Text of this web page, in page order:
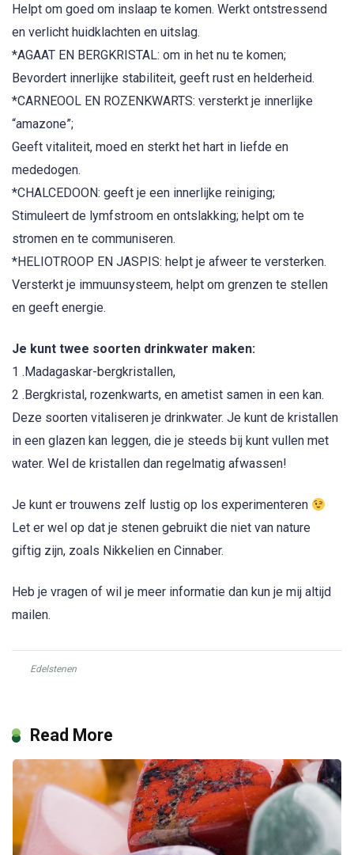
Helpt om goed om inslaap te komen. Werkt ontstressend
en verlicht huidklachten en uitslag.
*AGAAT EN BERGKRISTAL: om in het nu te komen;
Bevordert innerlijke stabiliteit, geeft rust en helderheid.
*CARNEOOL EN ROZENKWARTS: versterkt je innerlijke
“amazone”;
Geeft vitaliteit, moed en sterkt het hart in liefde en
mededogen.
*CHALCEDOON: geeft je een innerlijke reiniging;
Stimuleert de lymfstroom en ontslakking; helpt om te
stromen en te communiseren.
*HELIOTROOP EN JASPIS: helpt je afweer te versterken.
Versterkt je immuunsysteem, helpt om grenzen te stellen
en geeft energie.
Je kunt twee soorten drinkwater maken:
1 .Madagaskar-bergkristallen,
2 .Bergkristal, rozenkwarts, en ametist samen in een kan.
Deze soorten vitaliseren je drinkwater. Je kunt de kristallen
in een glazen kan leggen, die je steeds bij kunt vullen met
water. Wel de kristallen dan regelmatig afwassen!
Je kunt er trouwens zelf lustig op los experimenteren
Let er wel op dat je stenen gebruikt die niet van nature
giftig zijn, zoals Nikkelien en Cinnaber.
Heb je vragen of wil je meer informatie dan kun je mij altijd
mailen.
Edelstenen
Read More